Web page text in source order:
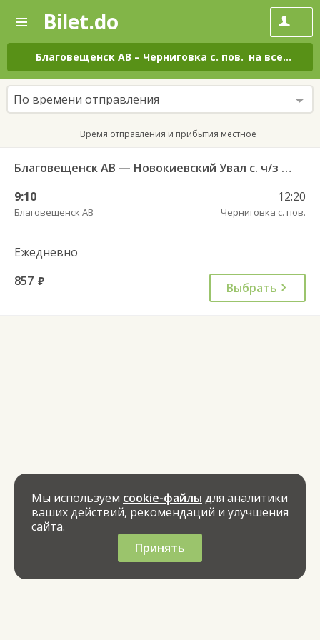
—
Поиск
и
покупка
билетов
на
автобус
онлайн
Bilet.do
Благовещенск АВ – Черниговка с. пов. на все дни
По времени отправления
Время отправления и прибытия местное
Благовещенск АВ — Новокиевский Увал с. ч/з Свободный 593
9:10
Благовещенск АВ
12:20
Черниговка с. пов.
Ежедневно
857 руб. Выбрать
Мы используем cookie-файлы для аналитики
ваших действий, рекомендаций и улучшения
сайта.
Принять